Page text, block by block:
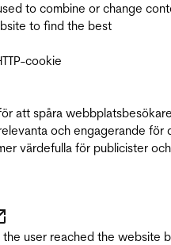
to combine or change
to find the best
cookie
att spåra
och engagerande för
värdefulla för publicister och
user reached the website